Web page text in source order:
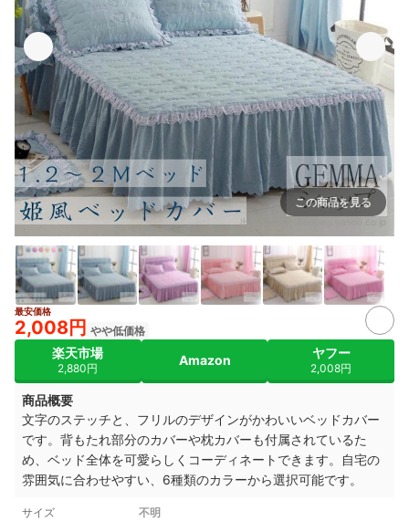
この商品を見る
出典：
最安価格
2,008円 やや低価格
楽天市場
2,880円
Amazon ヤフー
2,008円
商品概要
文字のステッチと、フリルのデザインがかわいいベッドカバー
です。背もたれ部分のカバーや枕カバーも付属されているた
め、ベッド全体を可愛らしくコーディネートできます。自宅の
雰囲気に合わせやすい、6種類のカラーから選択可能です。
サイズ 不明